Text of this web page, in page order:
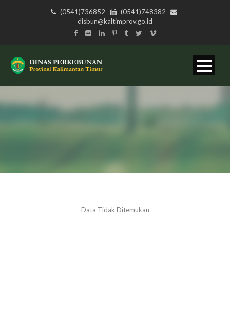
(0541)736852
(0541)748382
disbun@kaltimprov.go.id
Data Tidak Ditemukan